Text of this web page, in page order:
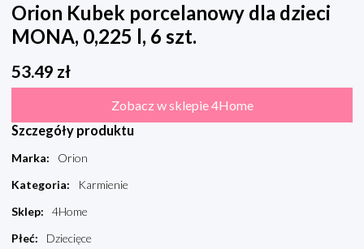
Orion Kubek porcelanowy dla dzieci
MONA, 0,225 l, 6 szt.
53.49 zł
Zobacz w sklepie 4Home
Szczegóły produktu
Marka:
Orion
Kategoria:
Karmienie
Sklep:
4Home
Płeć: Dziecięce